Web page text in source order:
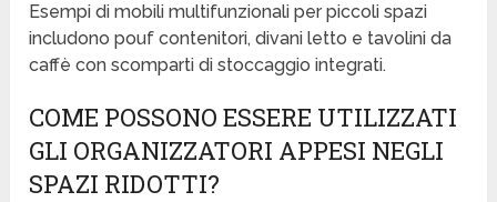
Esempi di mobili multifunzionali per piccoli spazi
includono pouf contenitori, divani letto e tavolini da
caffè con scomparti di stoccaggio integrati.
COME POSSONO ESSERE UTILIZZATI
GLI ORGANIZZATORI APPESI NEGLI
SPAZI RIDOTTI?